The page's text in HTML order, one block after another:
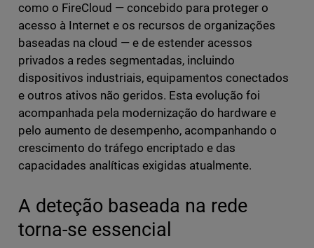
como o FireCloud — concebido para proteger o
acesso à Internet e os recursos de organizações
baseadas na cloud — e de estender acessos
privados a redes segmentadas, incluindo
dispositivos industriais, equipamentos conectados
e outros ativos não geridos. Esta evolução foi
acompanhada pela modernização do hardware e
pelo aumento de desempenho, acompanhando o
crescimento do tráfego encriptado e das
capacidades analíticas exigidas atualmente.
A deteção baseada na rede
torna-se essencial